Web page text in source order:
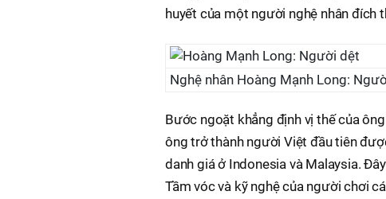
huyết của một người nghệ nhân đích
Nghệ nhân Hoàng Mạnh Long:
Bước ngoặt khẳng định vị thế của
ông trở thành người Việt đầu tiên
danh giá ở Indonesia và Malaysia.
Tầm vóc và kỹ nghệ của người chơi